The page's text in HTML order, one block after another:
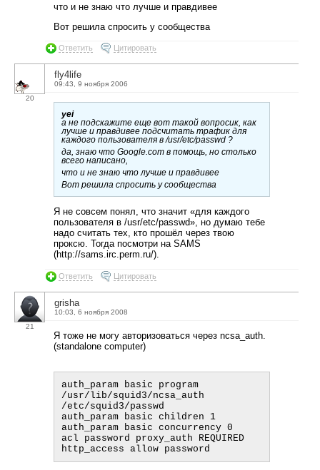
что и не знаю что лучше и правдивее
Вот решила спросить у сообщества
Ответить Цитировать
20
fly4life
09:43, 9 ноября 2006
yei
а не подскажите еще вот такой вопросик, как
лучше и правдивее подсчитать трафик для
каждого пользователя в /usr/etc/passwd ?
да, знаю что Google.com в помощь, но столько
всего написано,
что и не знаю что лучше и правдивее
Вот решила спросить у сообщества
Я не совсем понял, что значит «для каждого
пользователя в /usr/etc/passwd», но думаю тебе
надо считать тех, кто прошёл через твою
проксю. Тогда посмотри на SAMS
(http://sams.irc.perm.ru/).
Ответить Цитировать
21
grisha
10:03, 6 ноября 2008
Я тоже не могу авторизоваться через ncsa_auth.
(standalone computer)
auth_param basic program
/usr/lib/squid3/ncsa_auth
/etc/squid3/passwd
auth_param basic children 1
auth_param basic concurrency 0
acl password proxy_auth REQUIRED